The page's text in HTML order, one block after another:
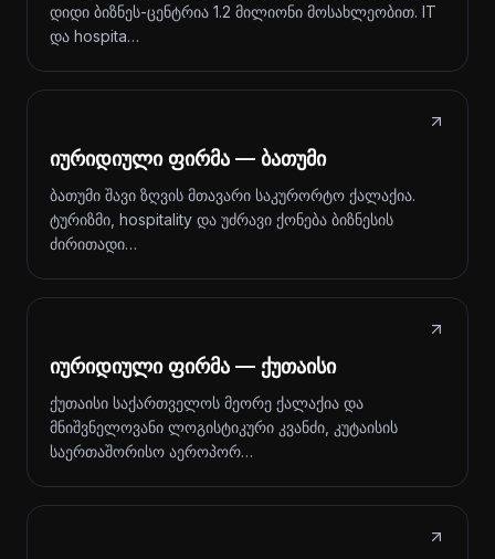
დიდი ბიზნეს-ცენტრია 1.2 მილიონი მოსახლეობით. IT
და hospita…
იურიდიული ფირმა — ბათუმი
ბათუმი შავი ზღვის მთავარი საკურორტო ქალაქია.
ტურიზმი, hospitality და უძრავი ქონება ბიზნესის
ძირითადი…
იურიდიული ფირმა — ქუთაისი
ქუთაისი საქართველოს მეორე ქალაქია და
მნიშვნელოვანი ლოგისტიკური კვანძი, კუტაისის
საერთაშორისო აეროპორ…